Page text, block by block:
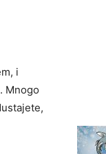
i
Mnogo